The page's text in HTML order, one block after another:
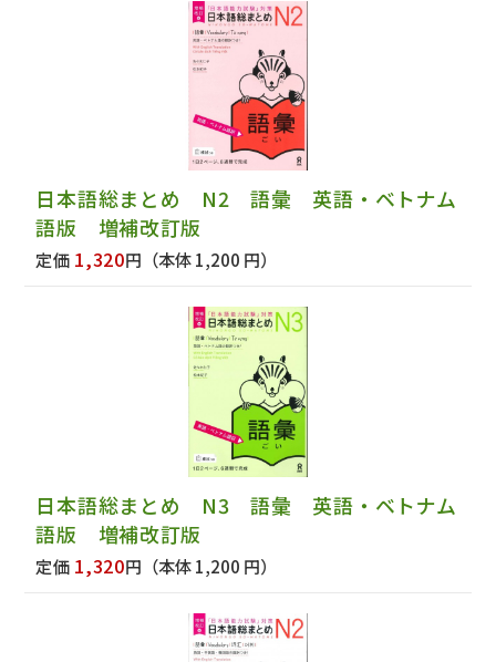
日本語総まとめ N2 語彙 英語・ベトナム
語版 増補改訂版
定価 1,320円 （本体 1,200 円）
日本語総まとめ N3 語彙 英語・ベトナム
語版 増補改訂版
定価 1,320円 （本体 1,200 円）